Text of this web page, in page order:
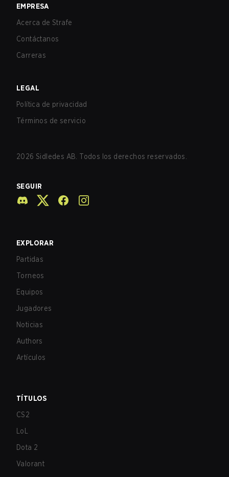
EMPRESA
Acerca de Strafe
Contáctanos
Carreras
LEGAL
Política de privacidad
Términos de servicio
2026 Sidledes AB. Todos los derechos reservados.
SEGUIR
EXPLORAR
Partidas
Torneos
Equipos
Jugadores
Noticias
Authors
Artículos
TÍTULOS
CS2
LoL
Dota 2
Valorant